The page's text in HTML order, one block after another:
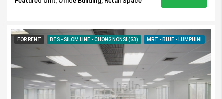
FOR RENT BTS - SILOM LINE - CHONG NONSI (S3) MRT - BLUE - LUMPHINI